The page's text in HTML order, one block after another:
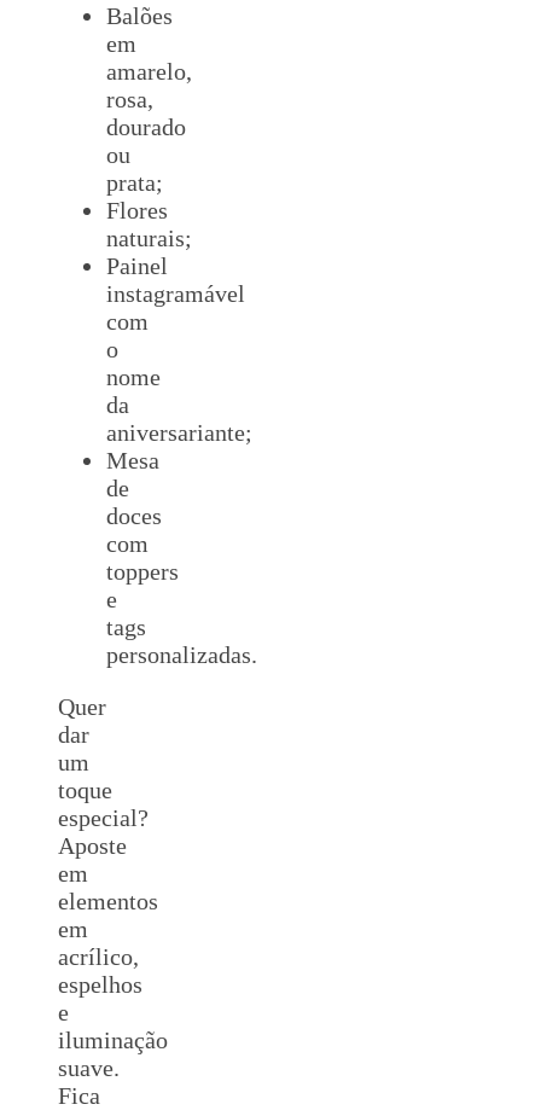
Balões
em
amarelo,
rosa,
dourado
ou
prata;
Flores
naturais;
Painel
instagramável
com
o
nome
da
aniversariante;
Mesa
de
doces
com
toppers
e
tags
personalizadas.
Quer
dar
um
toque
especial?
Aposte
em
elementos
em
acrílico,
espelhos
e
iluminação
suave.
Fica